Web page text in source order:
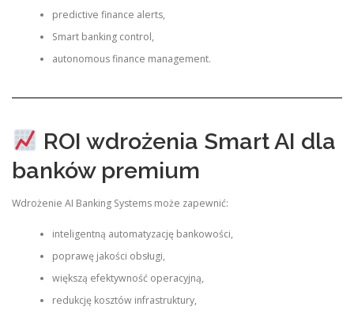
predictive finance alerts,
Smart banking control,
autonomous finance management.
ROI wdrożenia Smart AI dla
banków premium
Wdrożenie AI Banking Systems może zapewnić:
inteligentną automatyzację bankowości,
poprawę jakości obsługi,
większą efektywność operacyjną,
redukcję kosztów infrastruktury,